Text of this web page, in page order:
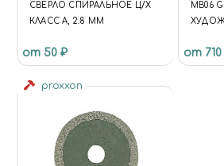
СВЕРЛО СПИРАЛЬНОЕ Ц/Х
КЛАСС А, 2.8 ММ
от 50 ₽
MB06
от 710
proxxon